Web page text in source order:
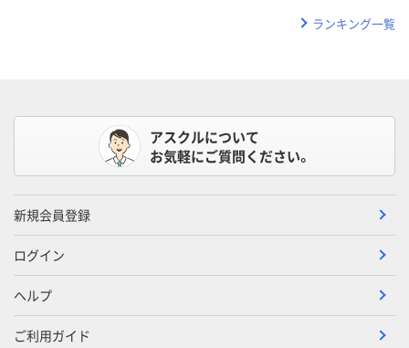
ランキング一覧
アスクルについて
お気軽にご質問ください。
新規会員登録
ログイン
ヘルプ
ご利用ガイド